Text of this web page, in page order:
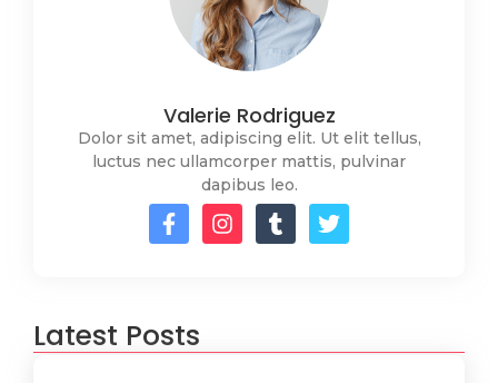
Valerie Rodriguez
Dolor sit amet, adipiscing elit. Ut elit tellus,
luctus nec ullamcorper mattis, pulvinar
dapibus leo.
Latest Posts